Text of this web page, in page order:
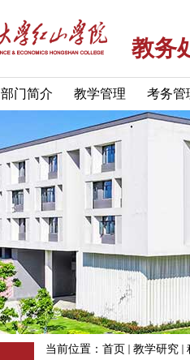
教务
部门简介 教学管理 考务管
当前位置： 首页 教学研究